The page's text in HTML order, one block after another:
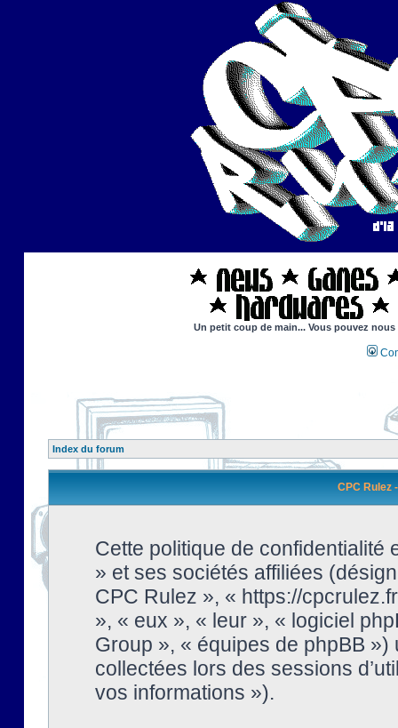
Un petit coup de main... Vous pouvez
Index du forum
CPC Rulez
Cette politique de confidentialité
» et ses sociétés affiliées
CPC Rulez », « https://
», « eux », « leur », « logiciel
Group », « équipes de phpBB
collectées lors des sessions
vos informations »).